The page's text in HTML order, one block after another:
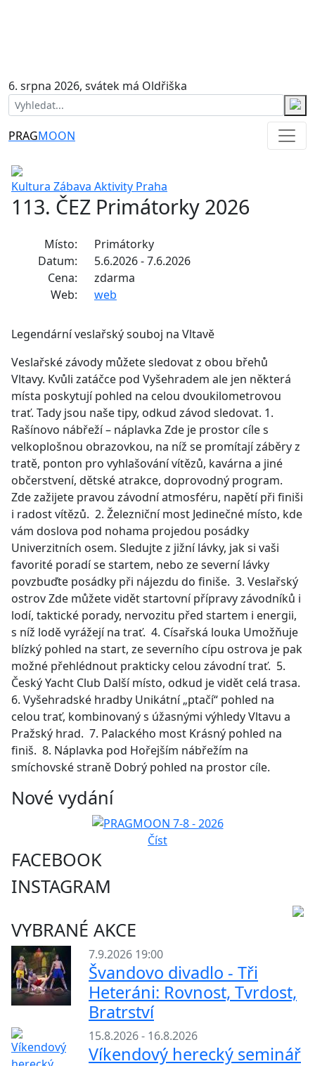
6. srpna 2026, svátek má Oldřiška
PRAGMOON
Kultura Zábava Aktivity Praha
113. ČEZ Primátorky 2026
Místo:
Primátorky
Datum:
5.6.2026 - 7.6.2026
Cena:
zdarma
Web:
web
Legendární veslařský souboj na Vltavě
Veslařské závody můžete sledovat z obou břehů
Vltavy. Kvůli zatáčce pod Vyšehradem ale jen některá
místa poskytují pohled na celou dvoukilometrovou
trať. Tady jsou naše tipy, odkud závod sledovat. 1.
Rašínovo nábřeží – náplavka Zde je prostor cíle s
velkoplošnou obrazovkou, na níž se promítají záběry z
tratě, ponton pro vyhlašování vítězů, kavárna a jiné
občerstvení, dětské atrakce, doprovodný program.
Zde zažijete pravou závodní atmosféru, napětí při finiši
i radost vítězů. 2. Železniční most Jedinečné místo, kde
vám doslova pod nohama projedou posádky
Univerzitních osem. Sledujte z jižní lávky, jak si vaši
favorité poradí se startem, nebo ze severní lávky
povzbuďte posádky při nájezdu do finiše. 3. Veslařský
ostrov Zde můžete vidět startovní přípravy závodníků i
lodí, taktické porady, nervozitu před startem i energii,
s níž lodě vyrážejí na trať. 4. Císařská louka Umožňuje
blízký pohled na start, ze severního cípu ostrova je pak
možné přehlédnout prakticky celou závodní trať. 5.
Český Yacht Club Další místo, odkud je vidět celá trasa.
6. Vyšehradské hradby Unikátní „ptačí“ pohled na
celou trať, kombinovaný s úžasnými výhledy Vltavu a
Pražský hrad. 7. Palackého most Krásný pohled na
finiš. 8. Náplavka pod Hořejším nábřežím na
smíchovské straně Dobrý pohled na prostor cíle.
Nové vydání
Číst
FACEBOOK
INSTAGRAM
VYBRANÉ AKCE
7.9.2026 19:00
Švandovo divadlo - Tři
Heteráni: Rovnost, Tvrdost,
Bratrství
15.8.2026 - 16.8.2026
Víkendový herecký seminář